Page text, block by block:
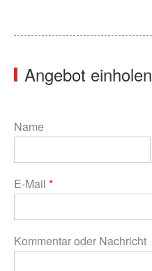
Angebot einholen
Name
E-Mail *
Kommentar oder Nachricht